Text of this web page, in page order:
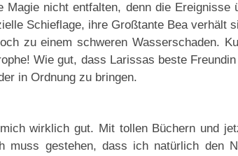
Magie nicht entfalten, denn die Ereignisse
Schieflage, ihre Großtante Bea verhält
zu einem schweren Wasserschaden.
Wie gut, dass Larissas beste
in Ordnung zu bringen.
wirklich gut. Mit tollen Büchern und
muss gestehen, dass ich natürlich den